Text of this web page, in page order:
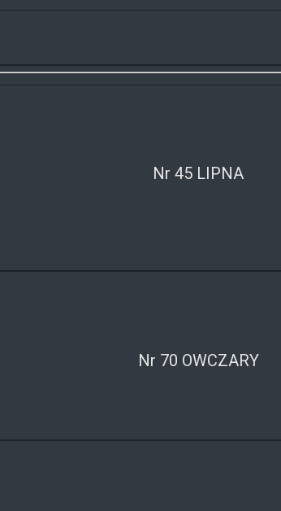
Nr 45 LIPNA
Nr 70 OWCZARY